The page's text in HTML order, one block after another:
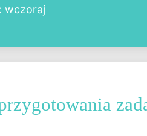
wczoraj